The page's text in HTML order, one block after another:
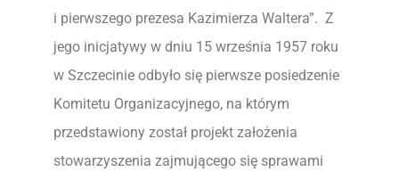
i pierwszego prezesa Kazimierza Waltera”. Z
jego inicjatywy w dniu 15 września 1957 roku
w Szczecinie odbyło się pierwsze posiedzenie
Komitetu Organizacyjnego, na którym
przedstawiony został projekt założenia
stowarzyszenia zajmującego się sprawami